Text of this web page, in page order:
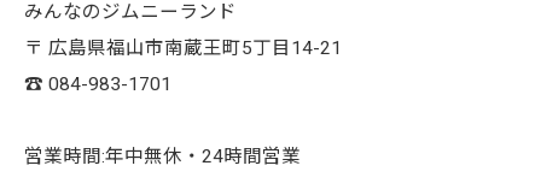
みんなのジムニーランド
〒 広島県福山市南蔵王町5丁目14-21
☎︎ 084-983-1701
営業時間:年中無休・24時間営業